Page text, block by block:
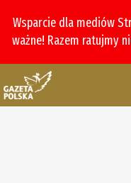
Wsparcie dla mediów
ważne! Razem ratujmy